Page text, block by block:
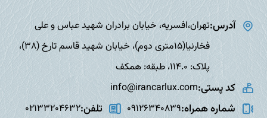
آدرس:تهران،افسریه، خیابان برادران شهید عباس و علی
فخارنیا(15متری دوم)، خیابان شهید قاسم تارخ (38)،
پلاک: 114.0، طبقه: همکف
کد پستی:info@irancarlux.com
شماره همراه:09126340839 تلفن:02133204632